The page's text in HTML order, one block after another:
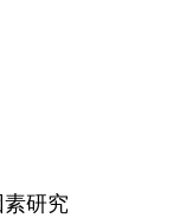
研究